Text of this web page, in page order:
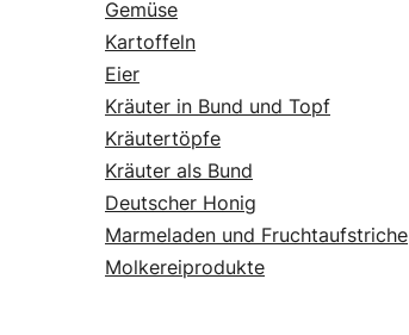
Gemüse
Kartoffeln
Eier
Kräuter in Bund und Topf
Kräutertöpfe
Kräuter als Bund
Deutscher Honig
Marmeladen und Fruchtaufstriche
Molkereiprodukte